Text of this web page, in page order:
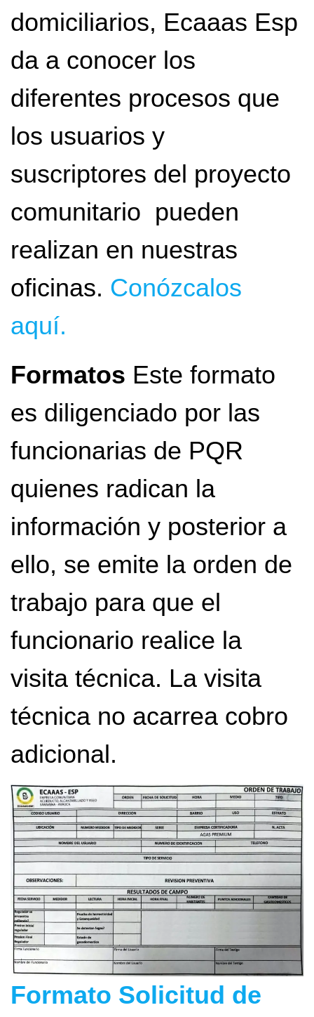
domiciliarios, Ecaaas Esp
da a conocer los
diferentes procesos que
los usuarios y
suscriptores del proyecto
comunitario pueden
realizan en nuestras
oficinas. Conózcalos
aquí.
Formatos Este formato
es diligenciado por las
funcionarias de PQR
quienes radican la
información y posterior a
ello, se emite la orden de
trabajo para que el
funcionario realice la
visita técnica. La visita
técnica no acarrea cobro
adicional.
Formato Solicitud de